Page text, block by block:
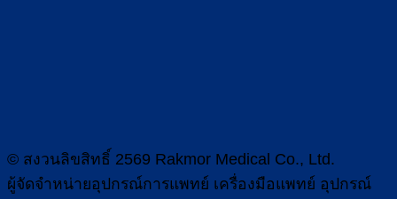
© สงวนลิขสิทธิ์ 2569 Rakmor Medical Co., Ltd.
ผู้จัดจำหน่ายอุปกรณ์การแพทย์ เครื่องมือแพทย์ อุปกรณ์